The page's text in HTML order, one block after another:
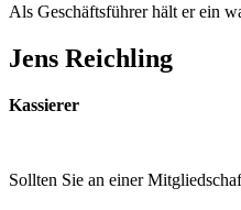
Als Geschäftsführer hält er ein
Jens Reichling
Kassierer
Sollten Sie an einer